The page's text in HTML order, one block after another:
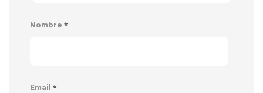
Nombre *
Email *